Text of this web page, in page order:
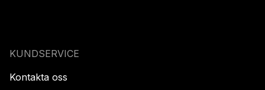
KUNDSERVICE
Kontakta oss